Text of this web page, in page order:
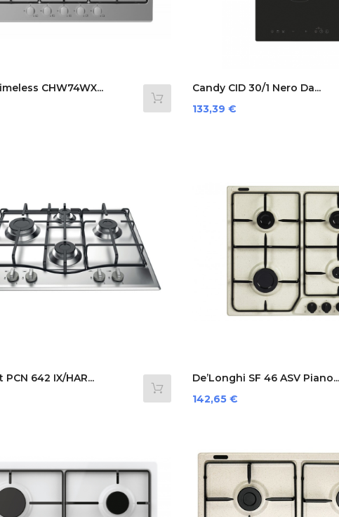
CHW74WX...
Candy CID 30/1 Nero Da...
Prezzo
133,39 €
642 IX/HAR...
De’Longhi SF 46 ASV Piano...
Prezzo
142,65 €